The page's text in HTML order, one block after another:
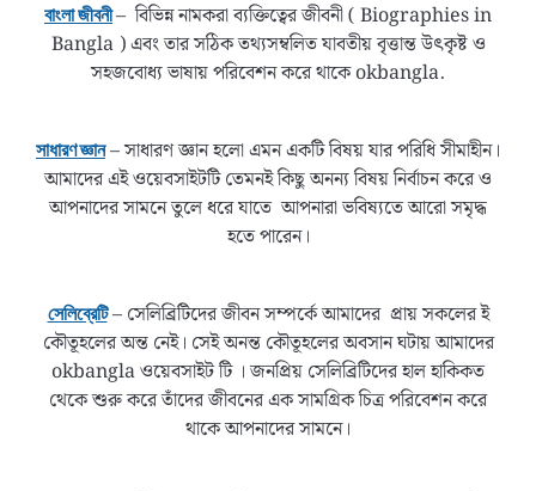
বাংলা জীবনী– বিভিন্ন নামকরা ব্যক্তিত্বের জীবনী ( Biographies in
Bangla ) এবং তার সঠিক তথ্যসম্বলিত যাবতীয় বৃত্তান্ত উৎকৃষ্ট ও
সহজবোধ্য ভাষায় পরিবেশন করে থাকে okbangla.
সাধারণ জ্ঞান– সাধারণ জ্ঞান হলো এমন একটি বিষয় যার পরিধি সীমাহীন।
আমাদের এই ওয়েবসাইটটি তেমনই কিছু অনন্য বিষয় নির্বাচন করে ও
আপনাদের সামনে তুলে ধরে যাতে আপনারা ভবিষ্যতে আরো সমৃদ্ধ
হতে পারেন।
সেলিব্রেটি– সেলিব্রিটিদের জীবন সম্পর্কে আমাদের প্রায় সকলের ই
কৌতূহলের অন্ত নেই। সেই অনন্ত কৌতূহলের অবসান ঘটায় আমাদের
okbangla ওয়েবসাইট টি । জনপ্রিয় সেলিব্রিটিদের হাল হাকিকত
থেকে শুরু করে তাঁদের জীবনের এক সামগ্রিক চিত্র পরিবেশন করে
থাকে আপনাদের সামনে।